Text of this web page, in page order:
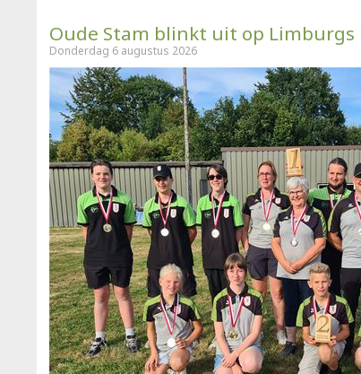
Oude Stam blinkt uit op Limburgs
Donderdag 6 augustus 2026